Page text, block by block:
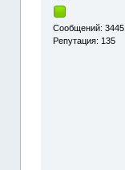
Сообщений: 3445
Репутация: 135